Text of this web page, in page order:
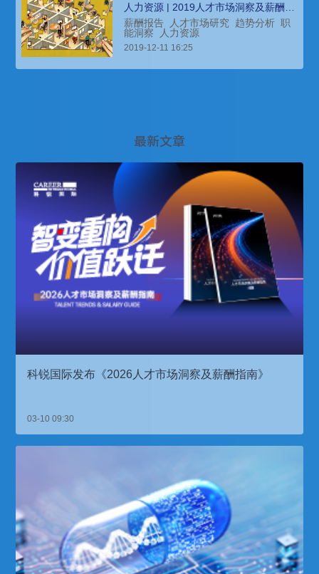
人力资源 | 2019人才市场洞察及薪酬指
南
薪酬报告 人才市场研究 趋势分析 职
能洞察
人力资源
2019-12-11 16:25
最新文章
科锐国际发布《2026人才市场洞察及薪酬指南》
03-10 09:30